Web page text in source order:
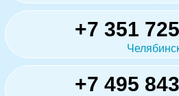
+7 351
+7 495